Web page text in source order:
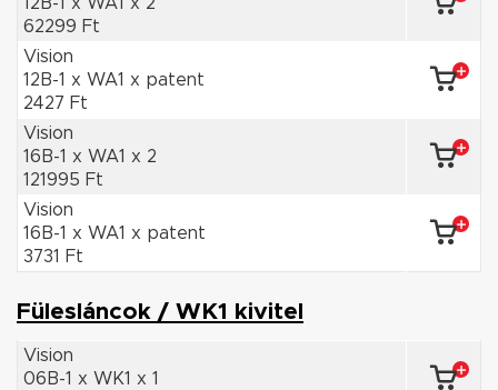
62299 Ft
Vision
12B-1 x WA1 x patent
2427 Ft
Vision
16B-1 x WA1 x 2
121995 Ft
Vision
16B-1 x WA1 x patent
3731 Ft
Fülesláncok / WK1 kivitel
Vision
06B-1 x WK1 x 1